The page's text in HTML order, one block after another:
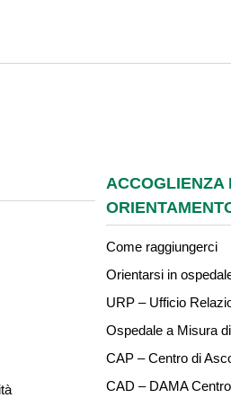
ACCOGLIENZA
Come raggiungerci
Orientarsi in
URP – Ufficio
Ospedale a Misura
CAP – Centro di
CAD – DAMA